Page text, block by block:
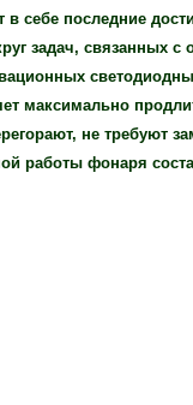
себе последние
задач, связанных с
максимально
не требуют
работы фонаря